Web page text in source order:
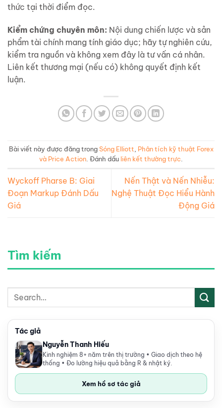
thức tại thời điểm đọc.
Kiểm chứng chuyên môn: Nội dung chiến lược và sản
phẩm tài chính mang tính giáo dục; hãy tự nghiên cứu,
kiểm tra nguồn và không xem đây là tư vấn cá nhân.
Liên kết thương mại (nếu có) không quyết định kết
luận.
Bài viết này được đăng trongSóng Elliott Phân tích kỹ thuật Forex
và Price Action . Đánh dấu liên kết thường trực
Wyckoff Pharse B: Giai
Đoạn Markup Đánh Dấu
Giá
Nến Thật và Nến Nhiễu:
Nghệ Thuật Đọc Hiểu Hành
Động Giá
Tìm kiếm
Tác giả
Nguyễn Thanh Hiếu
Kinh nghiệm 8+ năm trên thị trường • Giao dịch theo hệ
thống • Đo lường hiệu quả bằng R & nhật ký.
Xem hồ sơ tác giả